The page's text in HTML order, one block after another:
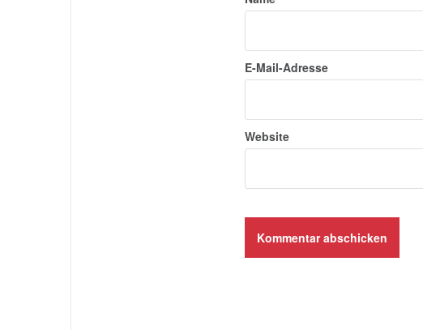
E-Mail-Adresse
Website